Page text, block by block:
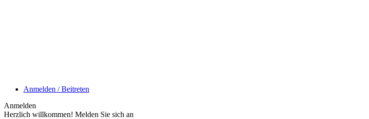
Anmelden / Beitreten
Anmelden
Herzlich willkommen! Melden Sie sich an